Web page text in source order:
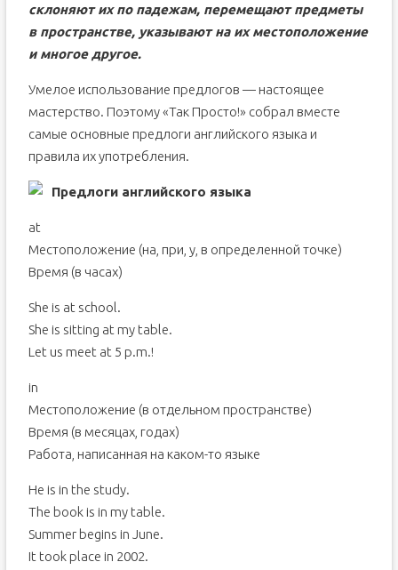
склоняют их по падежам, перемещают предметы
в пространстве, указывают на их местоположение
и многое другое.
Умелое использование предлогов — настоящее
мастерство. Поэтому «Так Просто!» собрал вместе
самые основные предлоги английского языка и
правила их употребления.
Предлоги английского языка
at
Местоположение (на, при, у, в определенной точке)
Время (в часах)
She is at school.
She is sitting at my table.
Let us meet at 5 p.m.!
in
Местоположение (в отдельном пространстве)
Время (в месяцах, годах)
Работа, написанная на каком-то языке
He is in the study.
The book is in my table.
Summer begins in June.
It took place in 2002.